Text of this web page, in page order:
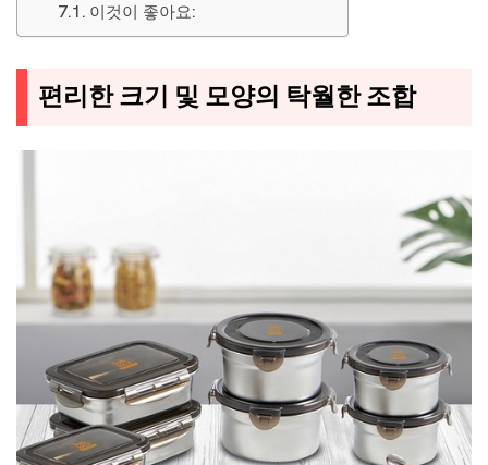
이것이 좋아요:
편리한 크기 및 모양의 탁월한 조합